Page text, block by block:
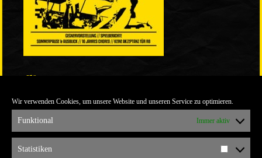
Wir verwenden Cookies, um unsere Website und unseren Service zu optimieren.
Funktional Immer aktiv
Statistiken
ULTRABLOG DER YELLOW CONNECTION
ALEMANNIA VERKAUFT MAN NICHT
ARCHIV